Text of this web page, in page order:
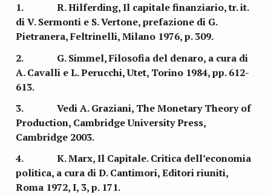
1. R. Hilferding, Il capitale finanziario, tr. it.
di V. Sermonti e S. Vertone, prefazione di G.
Pietranera, Feltrinelli, Milano 1976, p. 309.
2. G. Simmel, Filosofia del denaro, a cura di
A. Cavalli e L. Perucchi, Utet, Torino 1984, pp. 612-
613.
3. Vedi A. Graziani, The Monetary Theory of
Production, Cambridge University Press,
Cambridge 2003.
4. K. Marx, Il Capitale. Critica dell’economia
politica, a cura di D. Cantimori, Editori riuniti,
Roma 1972, I, 3, p. 171.